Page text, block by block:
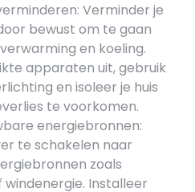
Verminder je
bewust om te gaan
en koeling.
apparaten uit, gebruik
en isoleer je huis
te voorkomen.
energiebronnen:
te schakelen naar
zoals
Installeer